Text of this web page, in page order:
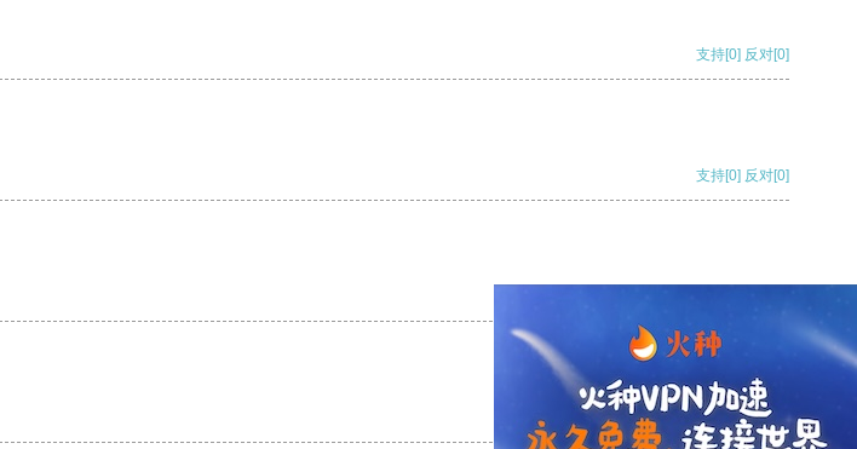
支持[0] 反对[0]
支持[0] 反对[0]
支持 [0] 反对 [0]